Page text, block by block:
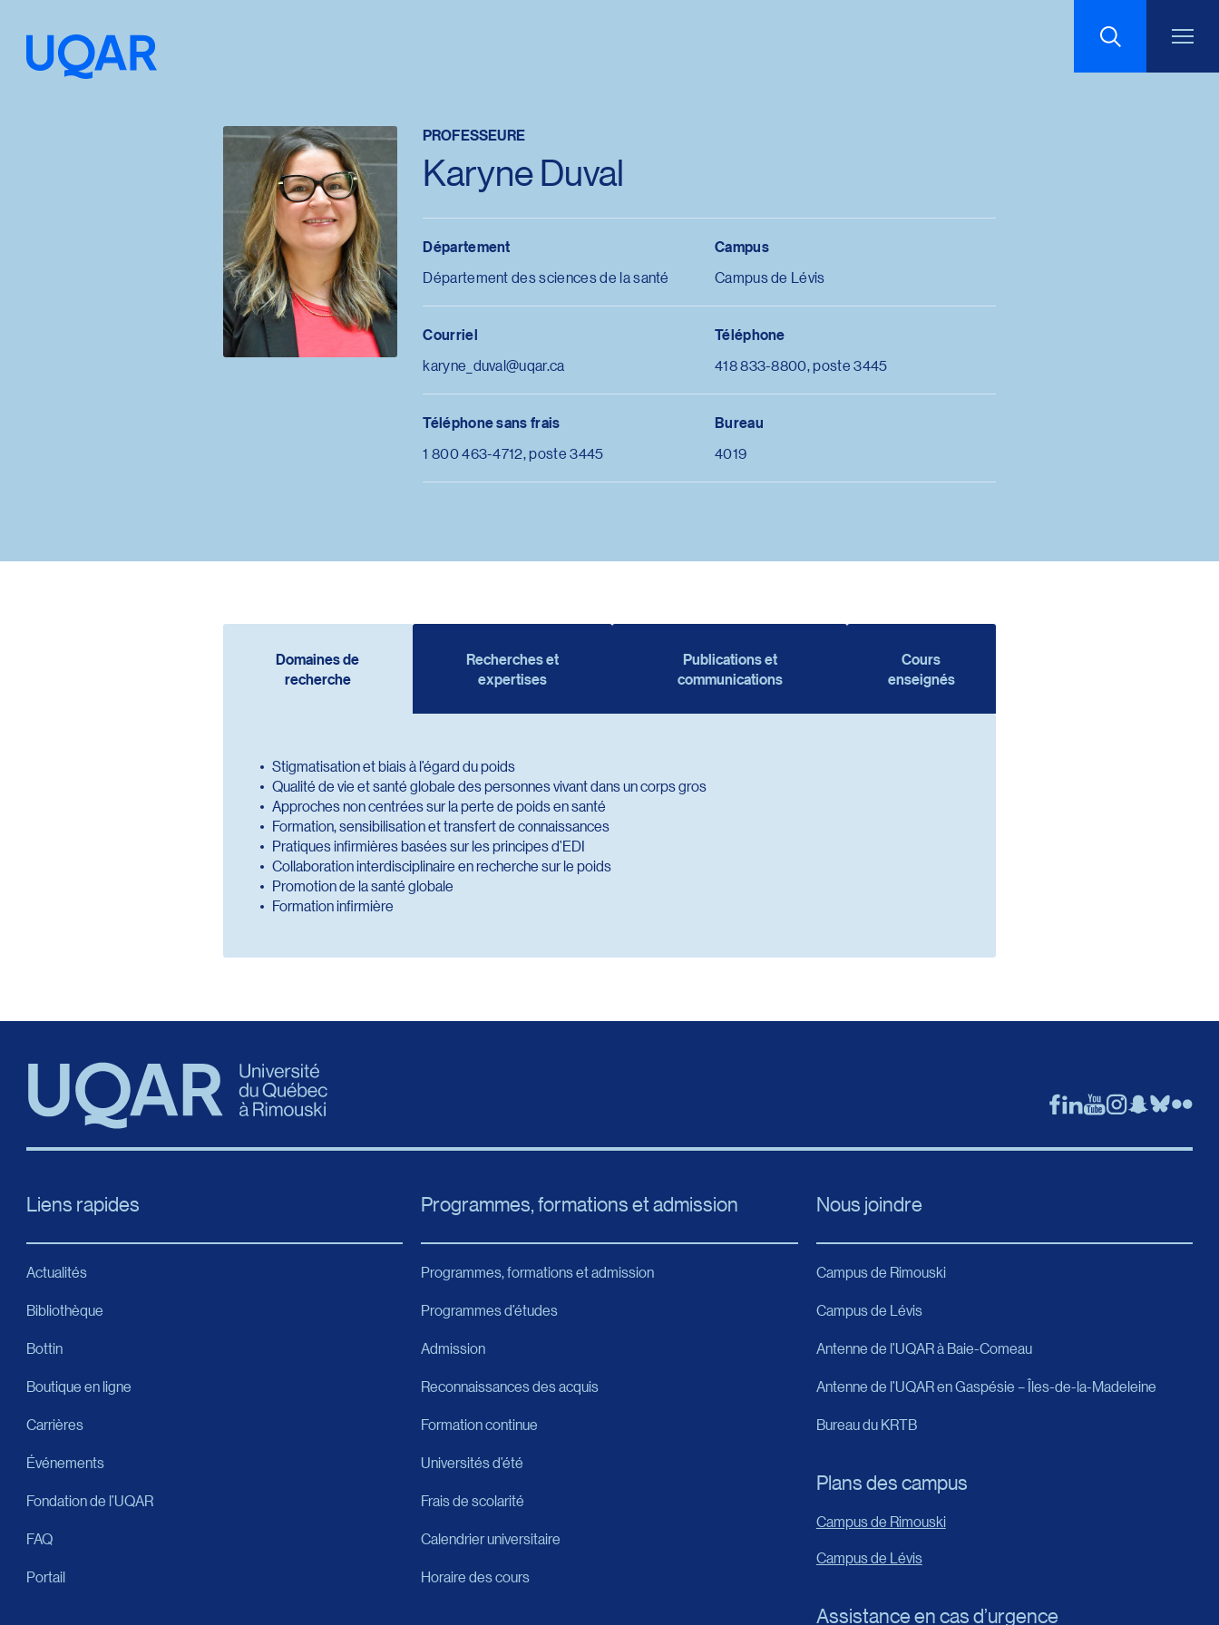
Taille du texte
Interlignage du texte
Espacement du texte
PROFESSEURE
Karyne Duval
Département
Département des sciences de la santé
Campus
Campus de Lévis
Courriel
karyne_duval@uqar.ca
Téléphone
418 833-8800, poste 3445
Téléphone sans frais
1 800 463-4712, poste 3445
Bureau
4019
Domaines de
recherche
Recherches et
expertises
Publications et
communications
Cours
enseignés
Stigmatisation et biais à l’égard du poids
Qualité de vie et santé globale des personnes vivant dans un corps gros
Approches non centrées sur la perte de poids en santé
Formation, sensibilisation et transfert de connaissances
Pratiques infirmières basées sur les principes d’EDI
Collaboration interdisciplinaire en recherche sur le poids
Promotion de la santé globale
Formation infirmière
Liens rapides
Actualités
Bibliothèque
Bottin
Boutique en ligne
Carrières
Événements
Fondation de l’UQAR
FAQ
Portail
Programmes, formations et admission
Programmes, formations et admission
Programmes d’études
Admission
Reconnaissances des acquis
Formation continue
Universités d’été
Frais de scolarité
Calendrier universitaire
Horaire des cours
Nous joindre
Campus de Rimouski
Campus de Lévis
Antenne de l’UQAR à Baie-Comeau
Antenne de l’UQAR en Gaspésie – Îles-de-la-Madeleine
Bureau du KRTB
Plans des campus
Campus de Rimouski
Campus de Lévis
Assistance en cas d’urgence